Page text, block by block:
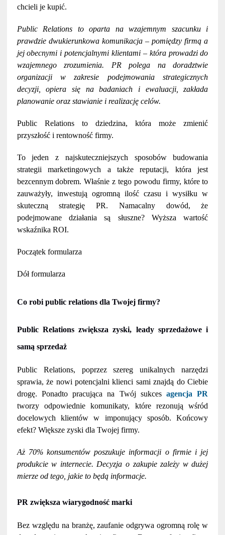
chcieli je kupić.
Public Relations to oparta na wzajemnym szacunku i
prawdzie dwukierunkowa komunikacja – pomiędzy firmą a
jej obecnymi i potencjalnymi klientami – która prowadzi do
wzajemnego zrozumienia. PR polega na doradztwie
organizacji w zakresie podejmowania strategicznych
decyzji,​ opiera ​się na badaniach i ewaluacji​,​ zakłada
planowanie oraz stawianie i realizację celów.
Public Relations to dziedzina, która może zmienić
przyszłość i rentowność firmy.
To jeden z najskuteczniejszych sposobów budowania
strategii marketingowych a także reputacji, która jest
bezcennym dobrem. Właśnie z tego powodu firmy, które to
zauważyły, inwestują ogromną ilość czasu i wysiłku w
skuteczną strategię PR. Namacalny dowód, że
podejmowane działania są słuszne? Wyższa wartość
wskaźnika ROI.
Początek formularza
Dół formularza
Co robi public relations dla Twojej firmy?
Public Relations zwiększa zyski, leady sprzedażowe i
samą sprzedaż
Public Relations, poprzez szereg unikalnych narzędzi
sprawia, że nowi potencjalni klienci sami znajdą do Ciebie
drogę. Ponadto pracująca na Twój sukcesagencja PR
tworzy odpowiednie komunikaty, które rezonują wśród
docelowych klientów w imponujący sposób. Końcowy
efekt? Większe zyski dla Twojej firmy.
Aż 70% konsumentów poszukuje informacji o firmie i jej
produkcie w internecie. Decyzja o zakupie zależy w dużej
mierze od tego, jakie to będą informacje.
PR zwiększa wiarygodność marki
Bez względu na branżę, zaufanie odgrywa ogromną rolę w